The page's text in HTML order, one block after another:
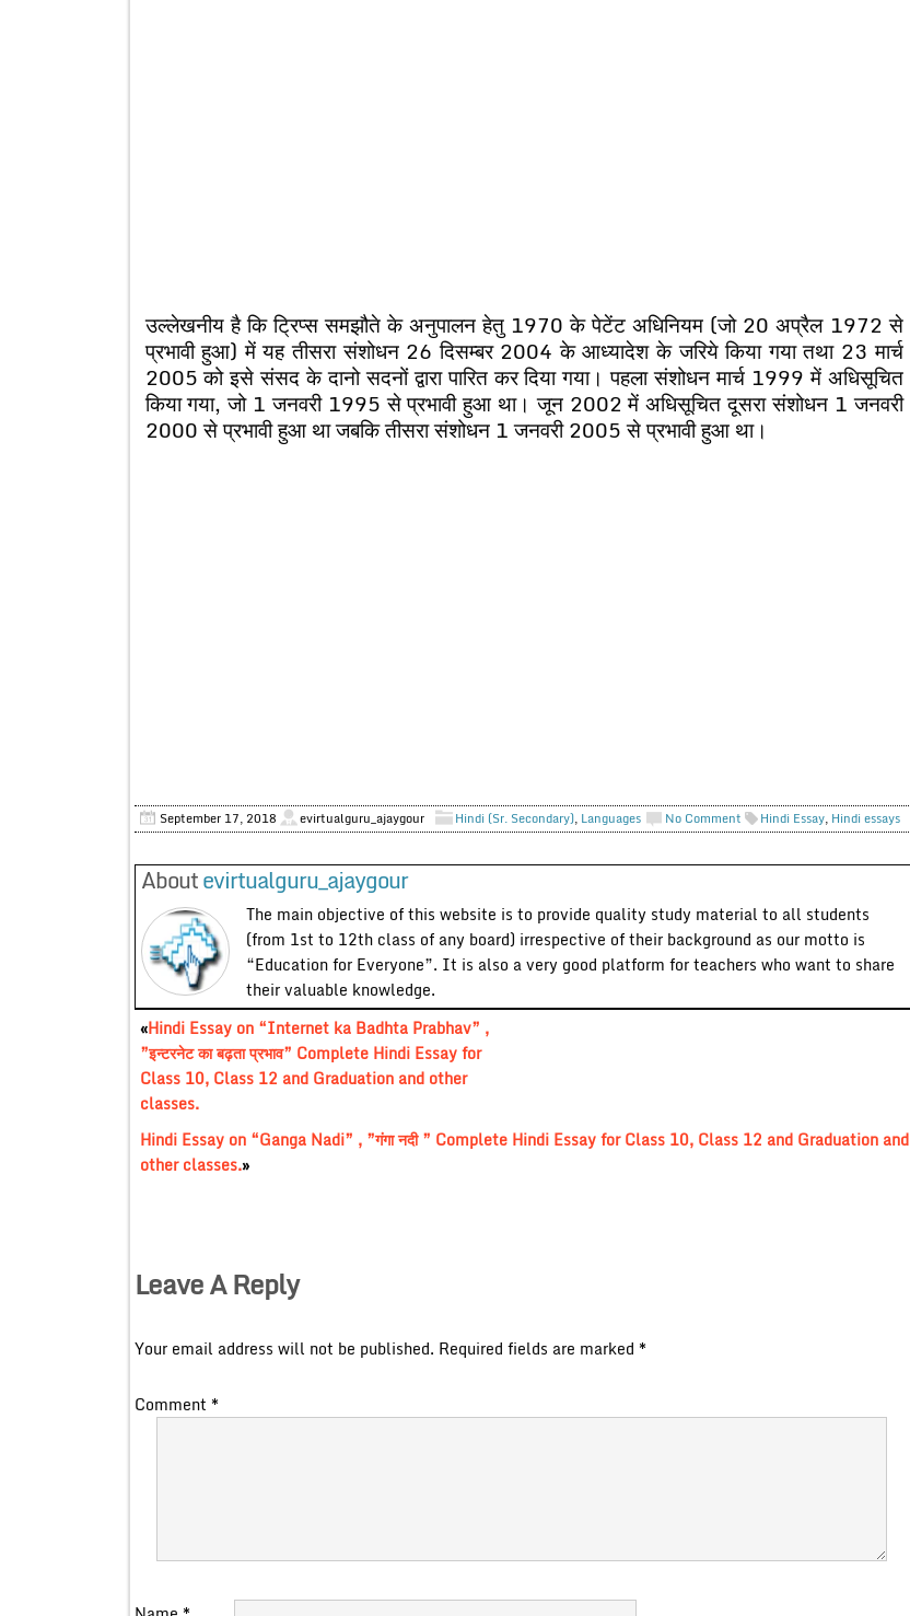
उल्लेखनीय है कि ट्रिप्स समझौते के अनुपालन हेतु 1970 के पेटेंट अधिनियम (जो 20 अप्रैल 1972 से
प्रभावी हुआ) में यह तीसरा संशोधन 26 दिसम्बर 2004 के आध्यादेश के जरिये किया गया तथा 23 मार्च
2005 को इसे संसद के दानो सदनों द्वारा पारित कर दिया गया। पहला संशोधन मार्च 1999 में अधिसूचित
किया गया, जो 1 जनवरी 1995 से प्रभावी हुआ था। जून 2002 में अधिसूचित दूसरा संशोधन 1 जनवरी
2000 से प्रभावी हुआ था जबकि तीसरा संशोधन 1 जनवरी 2005 से प्रभावी हुआ था।
September 17, 2018 evirtualguru_ajaygour Hindi (Sr. Secondary), Languages No Comment Hindi Essay, Hindi essays
Aboutevirtualguru_ajaygour
The main objective of this website is to provide quality study material to all students
(from 1st to 12th class of any board) irrespective of their background as our motto is
“Education for Everyone”. It is also a very good platform for teachers who want to share
their valuable knowledge.
«Hindi Essay on “Internet ka Badhta Prabhav” ,
”इन्टरनेट का बढ़ता प्रभाव” Complete Hindi Essay for
Class 10, Class 12 and Graduation and other
classes.
Hindi Essay on “Ganga Nadi” , ”गंगा नदी ” Complete Hindi Essay for Class 10, Class 12 and Graduation and
other classes.»
Leave A Reply
Your email address will not be published. Required fields are marked *
Comment *